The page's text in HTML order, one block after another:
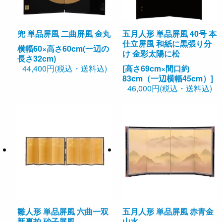
兜 単品屏風 二曲屏風 金丸
横幅60×高さ60cm(一辺の
長さ32cm)
44,400円(税込・送料込)
五月人形 単品屏風 40号 本
仕立屏風 和紙に黒張り分
け 金彩太陽に松
[高さ69cm×間口約
83cm（一辺横幅45cm）]
46,000円(税込・送料込)
雛人形 単品屏風 六曲一双
五月人形 単品屏風 赤青金